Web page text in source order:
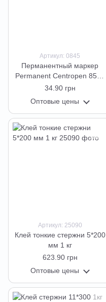
Артикул: 0845
Перманентный маркер
Permanent Centropen 8576
1-4.6 мм скошенный
34.90 грн
Оптовые цены
Артикул: 25090
Клей тонкие стержни 5*200
мм 1 кг
623.90 грн
Оптовые цены